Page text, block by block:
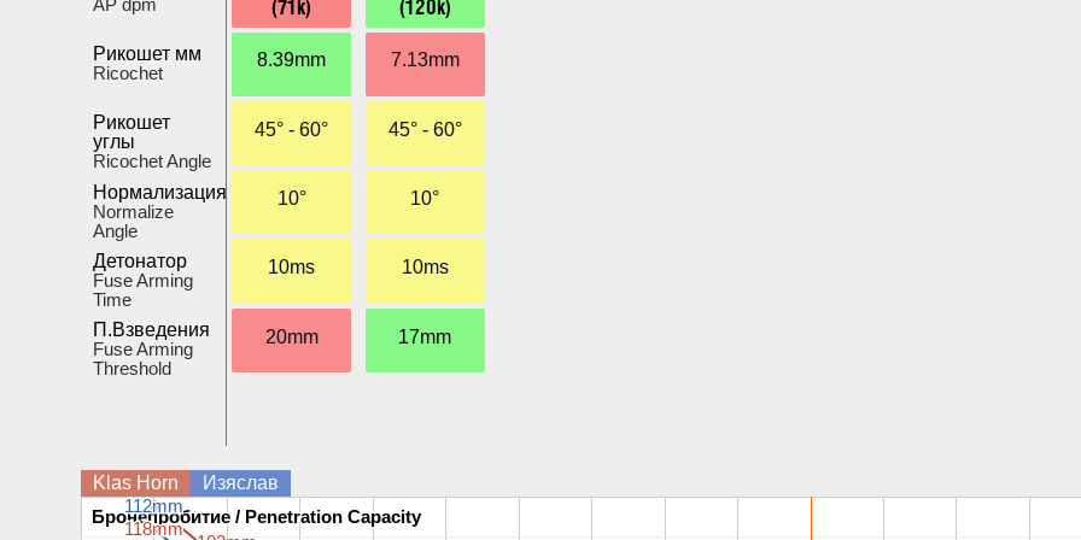
Рикошет мм
Ricochet
Рикошет
углы
Ricochet Angle
Нормализация
Normalize
Angle
Детонатор
Fuse Arming
Time
П.Взведения
Fuse Arming
Threshold
8.39mm
45° - 60°
10°
10ms
20mm
7.13mm
45° - 60°
10°
10ms
17mm
Klas Horn Изяслав
Бронепробитие / Penetration Capacity
Бронепробитие / Penetration Capacity
118mm
118mm
112mm
112mm